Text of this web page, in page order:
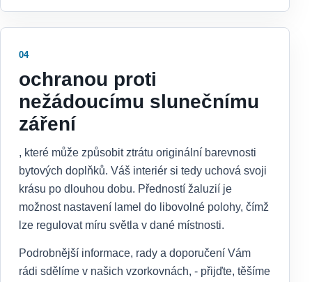
04
ochranou proti
nežádoucímu slunečnímu
záření
, které může způsobit ztrátu originální barevnosti
bytových doplňků. Váš interiér si tedy uchová svoji
krásu po dlouhou dobu. Předností žaluzií je
možnost nastavení lamel do libovolné polohy, čímž
lze regulovat míru světla v dané místnosti.
Podrobnější informace, rady a doporučení Vám
rádi sdělíme v našich vzorkovnách, - přijďte, těšíme